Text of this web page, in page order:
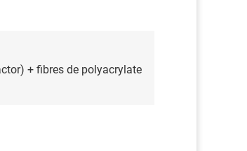
+ fibres de polyacrylate